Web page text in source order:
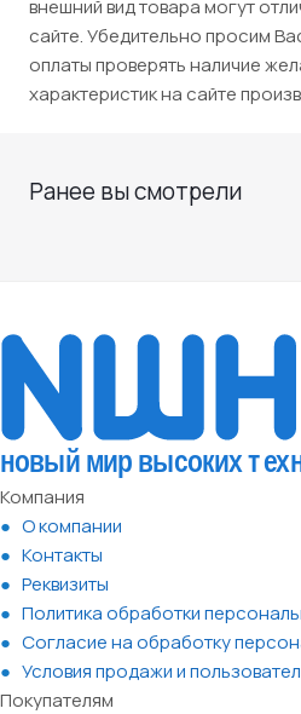
внешний вид товара могут
сайте. Убедительно просим
оплаты проверять наличие
характеристик на сайте
Ранее вы смотрели
Компания
О компании
Контакты
Реквизиты
Политика обработки
Согласие на обработку
Условия продажи и
Покупателям